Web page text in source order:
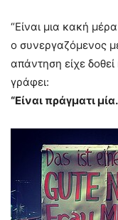
“Είναι μια κακή
ο συνεργαζόμενος
απάντηση είχε
γράφει:
“Είναι πράγματι